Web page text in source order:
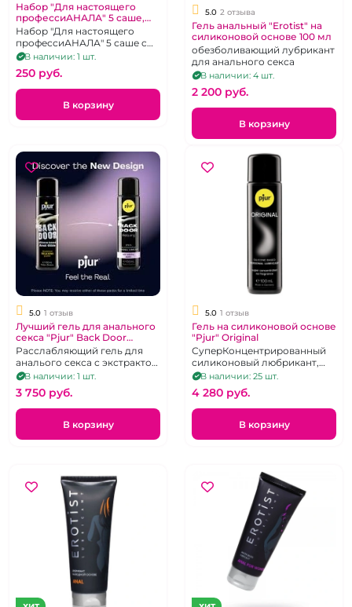
Набор "Для настоящего
профессиАНАЛА" 5 саше,
презерватив
Набор "Для настоящего
профессиАНАЛА" 5 саше c
анальными смазками + 3
презерватива
В наличии: 1 шт.
250 pуб.
В корзину
5.0 2 отзыва
Гель анальный "Erotist" на
силиконовой основе 100 мл
обезболивающий лубрикант
для анального секса
В наличии: 4 шт.
2 200 pуб.
В корзину
5.0 1 отзыв
Лучший гель для анального
секса "Pjur" Back Door
Relaxing Anal Glide на
силиконовой основе
Расслабляющий гель для
аналього секса с экстрактом
жожоба, 100 мл.
В наличии: 1 шт.
3 750 pуб.
В корзину
5.0 1 отзыв
Гель на силиконовой основе
"Pjur" Original
СуперКонцентрированный
силиконовый любрикант,
100 мл.
В наличии: 25 шт.
4 280 pуб.
В корзину